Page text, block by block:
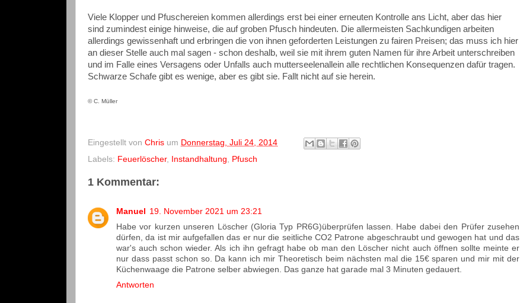
Viele Klopper und Pfuschereien kommen allerdings erst bei einer erneuten Kontrolle ans Licht, aber das hier
sind zumindest einige hinweise, die auf groben Pfusch hindeuten. Die allermeisten Sachkundigen arbeiten
allerdings gewissenhaft und erbringen die von ihnen geforderten Leistungen zu fairen Preisen; das muss ich hier
an dieser Stelle auch mal sagen - schon deshalb, weil sie mit ihrem guten Namen für ihre Arbeit unterschreiben
und im Falle eines Versagens oder Unfalls auch mutterseelenallein alle rechtlichen Konsequenzen dafür tragen.
Schwarze Schafe gibt es wenige, aber es gibt sie. Fallt nicht auf sie herein.
©C. Müller
Eingestellt von Chris um Donnerstag, Juli 24, 2014
Labels: Feuerlöscher, Instandhaltung, Pfusch
1 Kommentar:
Manuel
19. November 2021 um 23:21
Habe vor kurzen unseren Löscher (Gloria Typ PR6G)überprüfen lassen. Habe dabei den Prüfer zusehen
dürfen, da ist mir aufgefallen das er nur die seitliche CO2 Patrone abgeschraubt und gewogen hat und das
war's auch schon wieder. Als ich ihn gefragt habe ob man den Löscher nicht auch öffnen sollte meinte er
nur dass passt schon so. Da kann ich mir Theoretisch beim nächsten mal die 15€ sparen und mir mit der
Küchenwaage die Patrone selber abwiegen. Das ganze hat garade mal 3 Minuten gedauert.
Antworten